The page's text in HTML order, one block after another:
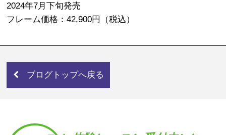
2024年7月下旬発売
フレーム価格：42,900円（税込）
ブログトップへ戻る